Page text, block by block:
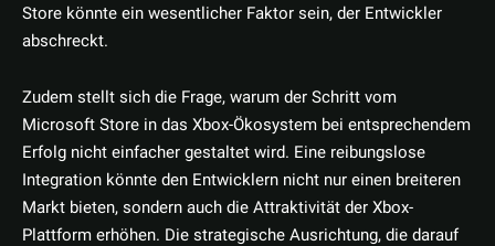
Store könnte ein wesentlicher Faktor sein, der Entwickler
abschreckt.
Zudem stellt sich die Frage, warum der Schritt vom
Microsoft Store in das Xbox-Ökosystem bei entsprechendem
Erfolg nicht einfacher gestaltet wird. Eine reibungslose
Integration könnte den Entwicklern nicht nur einen breiteren
Markt bieten, sondern auch die Attraktivität der Xbox-
Plattform erhöhen. Die strategische Ausrichtung, die darauf